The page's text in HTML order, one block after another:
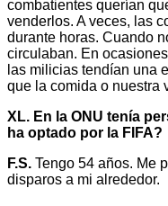
combatientes querían
venderlos. A veces, las
durante horas. Cuando
circulaban. En
las milicias tendían una
que la comida o nuestra
XL. En la ONU tenía
ha optado por la FIFA?
F.S. Tengo 54 años. Me
disparos a mi alrededor.